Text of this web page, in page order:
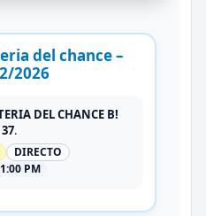
del chance –
2026
DEL CHANCE B!
37.
DIRECTO
1:00 PM